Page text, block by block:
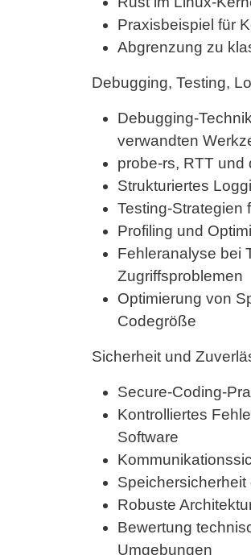
Praxisbeispiel für
Abgrenzung zu
Debugging, Testing,
Debugging-
verwandten
probe-rs, RTT
Strukturiertes
Testing-Strategien
Profiling und
Fehleranalyse bei
Zugriffsproblemen
Optimierung von
Codegröße
Sicherheit und
Secure-Coding-
Kontrolliertes
Software
Robuste
Bewertung
Umgebungen